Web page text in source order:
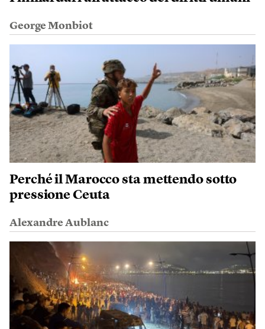
George Monbiot
Perché il Marocco sta mettendo sotto
pressione Ceuta
Alexandre Aublanc